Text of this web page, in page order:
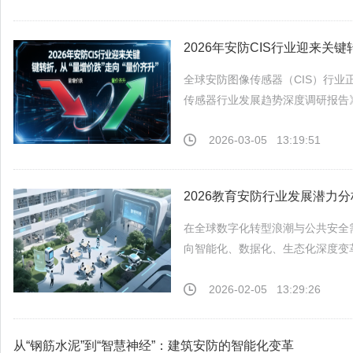
2026年安防CIS行业迎来关键
全球安防图像传感器（CIS）行业
传感器行业发展趋势深度调研报告
2026-03-05 13:19:51
2026教育安防行业发展潜力
在全球数字化转型浪潮与公共安
向智能化、数据化、生态化深度变
2026-02-05 13:29:26
从“钢筋水泥”到“智慧神经”：建筑安防的智能化变革